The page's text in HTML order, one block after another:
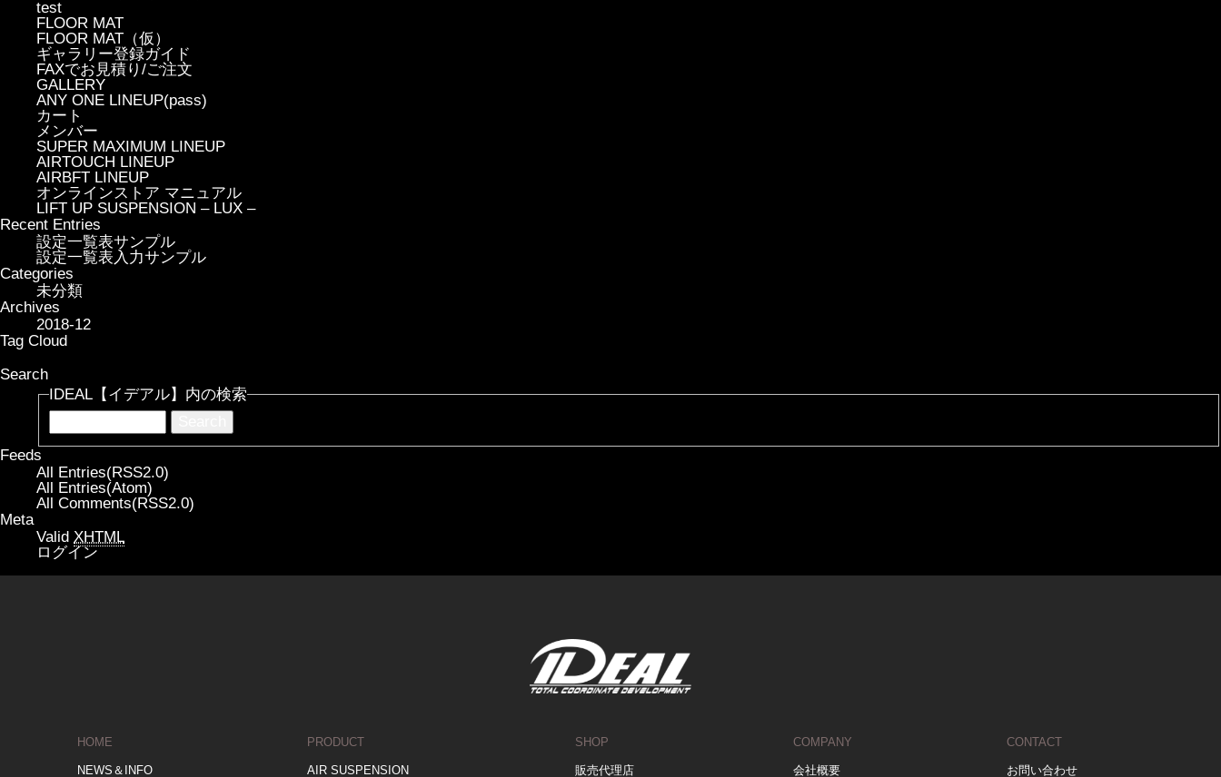
test
FLOOR MAT
FLOOR MAT（仮）
ギャラリー登録ガイド
FAXでお見積り/ご注文
GALLERY
ANY ONE LINEUP(pass)
カート
メンバー
SUPER MAXIMUM LINEUP
AIRTOUCH LINEUP
AIRBFT LINEUP
オンラインストア マニュアル
LIFT UP SUSPENSION – LUX –
Recent Entries
設定一覧表サンプル
設定一覧表入力サンプル
Categories
未分類
Archives
2018-12
Tag Cloud
Search
IDEAL【イデアル】内の検索
Feeds
All Entries(RSS2.0)
All Entries(Atom)
All Comments(RSS2.0)
Meta
Valid XHTML
ログイン
HOME
NEWS＆INFO
PRODUCT
AIR SUSPENSION
SHOP
販売代理店
COMPANY
会社概要
CONTACT
お問い合わせ